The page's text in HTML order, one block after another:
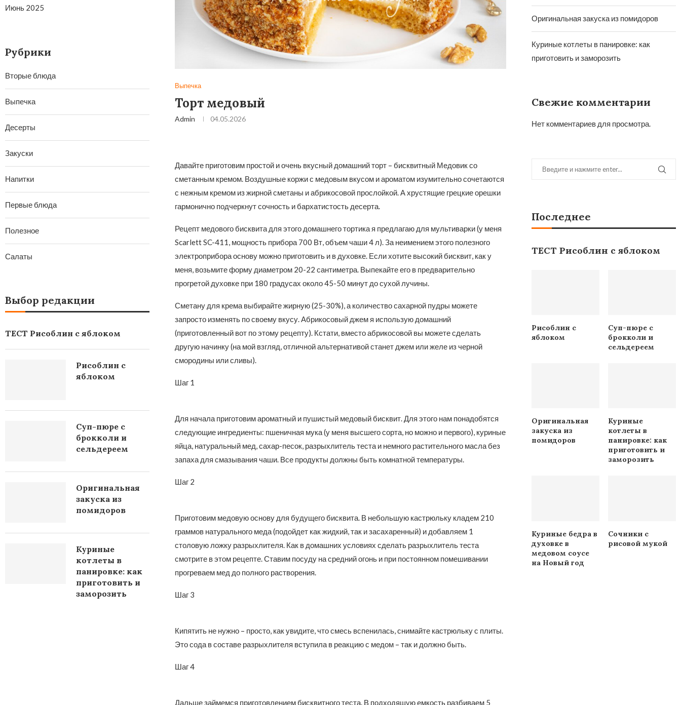
Выпечка
Торт медовый
Admin 04.05.2026
Давайте приготовим простой и очень вкусный домашний торт – бисквитный Медовик со
сметанным кремом. Воздушные коржи с медовым вкусом и ароматом изумительно сочетаются
с нежным кремом из жирной сметаны и абрикосовой прослойкой. А хрустящие грецкие орешки
гармонично подчеркнут сочность и бархатистость десерта.
Рецепт медового бисквита для этого домашнего тортика я предлагаю для мультиварки (у меня
Scarlett SC-411, мощность прибора 700 Вт, объем чаши 4 л). За неимением этого полезного
электроприбора основу можно приготовить и в духовке. Если хотите высокий бисквит, как у
меня, возьмите форму диаметром 20-22 сантиметра. Выпекайте его в предварительно
прогретой духовке при 180 градусах около 45-50 минут до сухой лучины.
Сметану для крема выбирайте жирную (25-30%), а количество сахарной пудры можете
запросто изменять по своему вкусу. Абрикосовый джем я использую домашний
(приготовленный вот по этому рецепту). Кстати, вместо абрикосовой вы можете сделать
другую начинку (на мой взгляд, отличной альтернативой станет джем или желе из черной
смородины или сливы).
Шаг 1
Для начала приготовим ароматный и пушистый медовый бисквит. Для этого нам понадобятся
следующие ингредиенты: пшеничная мука (у меня высшего сорта, но можно и первого), куриные
яйца, натуральный мед, сахар-песок, разрыхлитель теста и немного растительного масла без
запаха для смазывания чаши. Все продукты должны быть комнатной температуры.
Шаг 2
Приготовим медовую основу для будущего бисквита. В небольшую кастрюльку кладем 210
граммов натурального меда (подойдет как жидкий, так и засахаренный) и добавляем 1
столовую ложку разрыхлителя. Как в домашних условиях сделать разрыхлитель теста
смотрите в этом рецепте. Ставим посуду на средний огонь и при постоянном помешивании
прогреваем мед до полного растворения.
Шаг 3
Кипятить не нужно – просто, как увидите, что смесь вспенилась, снимайте кастрюльку с плиты.
Это сода в составе разрыхлителя вступила в реакцию с медом – так и должно быть.
Шаг 4
Дальше займемся приготовлением бисквитного теста. В подходящую емкость разбиваем 5
Оригинальная закуска из помидоров
Куриные котлеты в панировке: как
приготовить и заморозить
Свежие комментарии
Нет комментариев для просмотра.
Последнее
ТЕСТ Рисоблин с яблоком
Рисоблин с
яблоком
Суп-пюре с
брокколи и
сельдереем
Оригинальная
закуска из
помидоров
Куриные
котлеты в
панировке: как
приготовить и
заморозить
Куриные бедра в
духовке в
медовом соусе
на Новый год
Сочники с
рисовой мукой
Июнь 2025
Рубрики
Вторые блюда
Выпечка
Десерты
Закуски
Напитки
Первые блюда
Полезное
Салаты
Выбор редакции
ТЕСТ Рисоблин с яблоком
Рисоблин с
яблоком
Суп-пюре с
брокколи и
сельдереем
Оригинальная
закуска из
помидоров
Куриные
котлеты в
панировке: как
приготовить и
заморозить